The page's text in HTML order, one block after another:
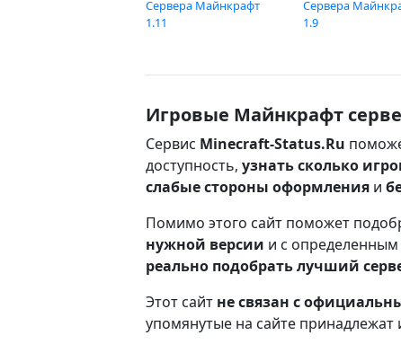
Сервера Майнкрафт
1.11
Сервера
1.9
Игровые Майнкрафт
Сервис Minecraft-Status.Ru
доступность, узнать сколько
слабые стороны оформления и
Помимо этого сайт поможет
нужной версии и с
реально подобрать лучший
Этот сайт не связан с
упомянутые на сайте принадлежат